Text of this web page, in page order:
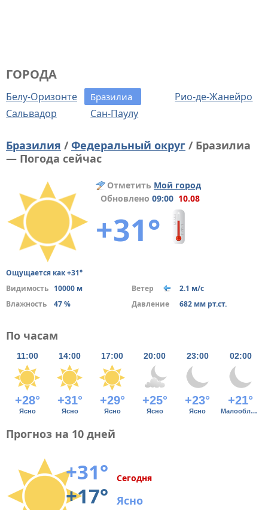
ГОРОДА
Белу-Оризонте Бразилиа
Рио-де-Жанейро
Сальвадор
Сан-Паулу
Бразилия /Федеральный округ / Бразилиа
— Погода сейчас
Отметить Мой город
Обновлено 09:00 10.08
+31°
Ощущается как +31°
Видимость 10000 м Ветер
2.1 м/с
Влажность
47 % Давление 682 мм рт.ст.
По часам
11:00 14:00 17:00 20:00 23:00 02:00
+28° +31° +29° +25° +23° +21°
Ясно Ясно Ясно Ясно Ясно Малооблачно
Прогноз на 10 дней
+31°
+17°
Сегодня
Ясно